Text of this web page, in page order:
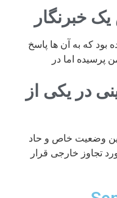
خبرنگار
که به آن ها پاسخ
پرسیده اما در
در یکی از
این وضعیت خاص و حاد
تجاوز خارجی قرار